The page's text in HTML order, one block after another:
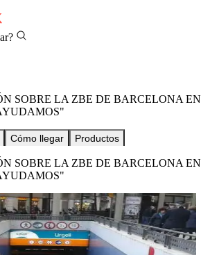
SOBRE LA ZBE DE BARCELONA EN
Cómo llegar Productos
SOBRE LA ZBE DE BARCELONA EN